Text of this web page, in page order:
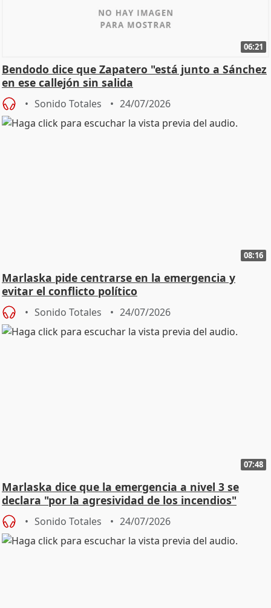
06:21
Bendodo dice que Zapatero "está junto a Sánchez
en ese callejón sin salida
Sonido Totales 24/07/2026
08:16
Marlaska pide centrarse en la emergencia y
evitar el conflicto político
Sonido Totales 24/07/2026
07:48
Marlaska dice que la emergencia a nivel 3 se
declara "por la agresividad de los incendios"
Sonido Totales 24/07/2026